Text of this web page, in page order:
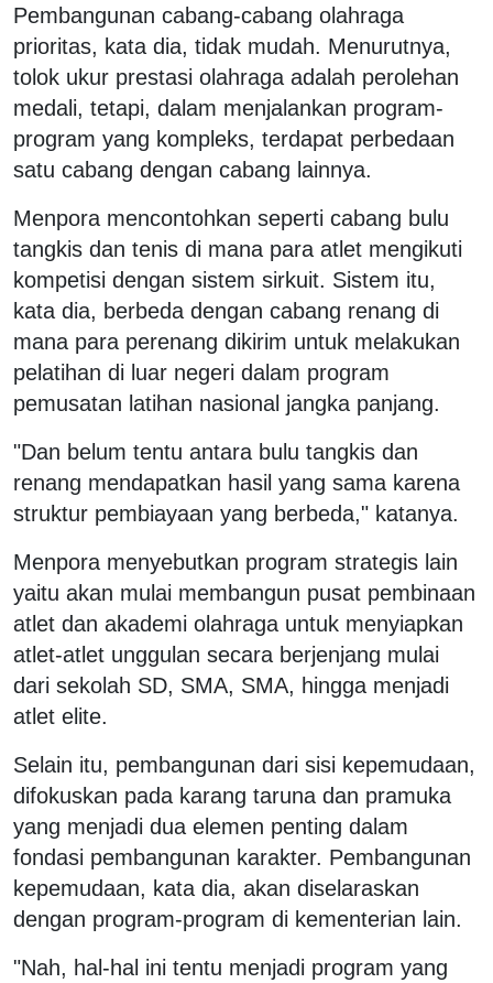
Pembangunan cabang-cabang olahraga
prioritas, kata dia, tidak mudah. Menurutnya,
tolok ukur prestasi olahraga adalah perolehan
medali, tetapi, dalam menjalankan program-
program yang kompleks, terdapat perbedaan
satu cabang dengan cabang lainnya.
Menpora mencontohkan seperti cabang bulu
tangkis dan tenis di mana para atlet mengikuti
kompetisi dengan sistem sirkuit. Sistem itu,
kata dia, berbeda dengan cabang renang di
mana para perenang dikirim untuk melakukan
pelatihan di luar negeri dalam program
pemusatan latihan nasional jangka panjang.
"Dan belum tentu antara bulu tangkis dan
renang mendapatkan hasil yang sama karena
struktur pembiayaan yang berbeda," katanya.
Menpora menyebutkan program strategis lain
yaitu akan mulai membangun pusat pembinaan
atlet dan akademi olahraga untuk menyiapkan
atlet-atlet unggulan secara berjenjang mulai
dari sekolah SD, SMA, SMA, hingga menjadi
atlet elite.
Selain itu, pembangunan dari sisi kepemudaan,
difokuskan pada karang taruna dan pramuka
yang menjadi dua elemen penting dalam
fondasi pembangunan karakter. Pembangunan
kepemudaan, kata dia, akan diselaraskan
dengan program-program di kementerian lain.
"Nah, hal-hal ini tentu menjadi program yang